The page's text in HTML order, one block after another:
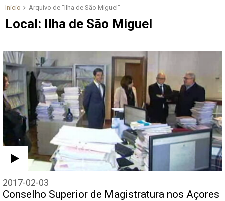
Início Arquivo de "Ilha de São Miguel"
Local: Ilha de São Miguel
2017-02-03
Conselho Superior de Magistratura nos Açores